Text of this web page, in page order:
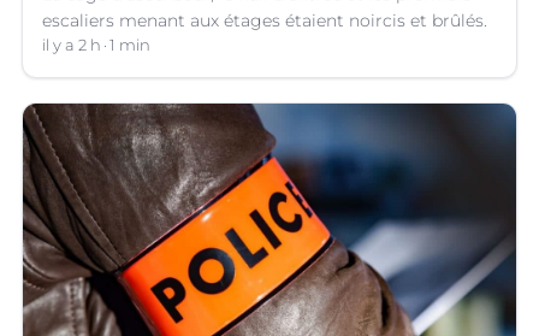
escaliers menant aux étages étaient noircis et brûlés.
il y a 2 h 1 min